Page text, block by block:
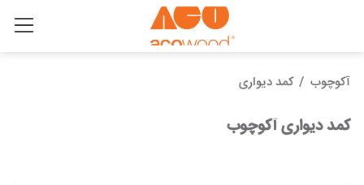
آکوچوب / کمد دیواری
کمد دیواری آکوچوب